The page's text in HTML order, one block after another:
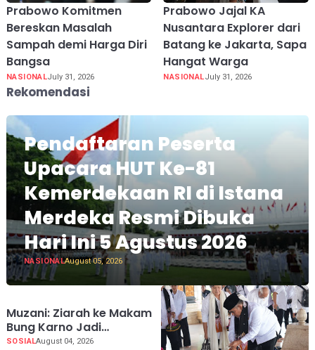
Prabowo Komitmen
Bereskan Masalah
Sampah demi Harga Diri
Bangsa
NASIONALJuly 31, 2026
Prabowo Jajal KA
Nusantara Explorer dari
Batang ke Jakarta, Sapa
Hangat Warga
NASIONALJuly 31, 2026
Rekomendasi
Pendaftaran Peserta
Upacara HUT Ke-81
Kemerdekaan RI di Istana
Merdeka Resmi Dibuka
Hari Ini 5 Agustus 2026
NASIONALAugust 05, 2026
Muzani: Ziarah ke Makam
Bung Karno Jadi
Pengingat Indonesia
SOSIALAugust 04, 2026